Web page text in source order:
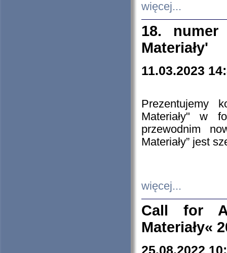
więcej...
18. numer
Materiały'
11.03.2023
Prezentujemy
Materiały" w
przewodnim
Materiały” jest
więcej...
Call for
Materiały«
25.08.2022